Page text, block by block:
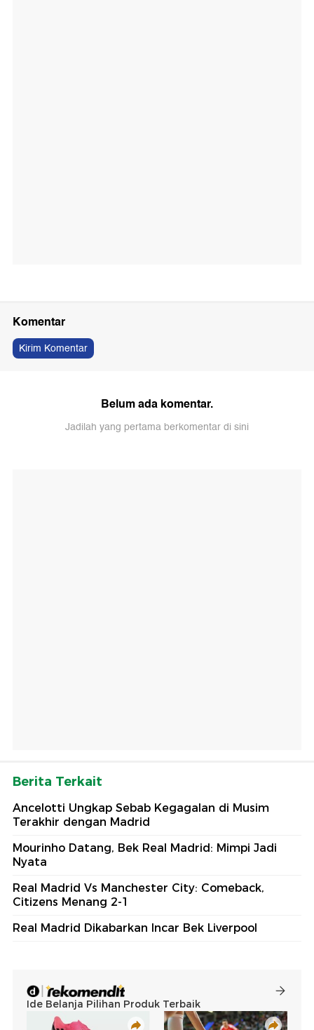
Komentar
Kirim Komentar
Belum ada komentar.
Jadilah yang pertama berkomentar di sini
Berita Terkait
Ancelotti Ungkap Sebab Kegagalan di Musim
Terakhir dengan Madrid
Mourinho Datang, Bek Real Madrid: Mimpi Jadi
Nyata
Real Madrid Vs Manchester City: Comeback,
Citizens Menang 2-1
Real Madrid Dikabarkan Incar Bek Liverpool